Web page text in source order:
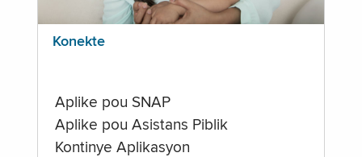
Konekte
Aplike pou SNAP
Aplike pou Asistans Piblik
Kontinye Aplikasyon